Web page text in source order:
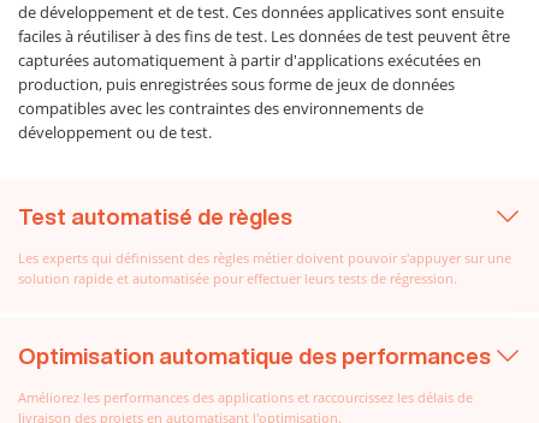
de développement et de test. Ces données applicatives sont ensuite
faciles à réutiliser à des fins de test. Les données de test peuvent être
capturées automatiquement à partir d'applications exécutées en
production, puis enregistrées sous forme de jeux de données
compatibles avec les contraintes des environnements de
développement ou de test.
Test automatisé de règles
Les experts qui définissent des règles métier doivent pouvoir s'appuyer sur une
solution rapide et automatisée pour effectuer leurs tests de régression.
Optimisation automatique des performances
Améliorez les performances des applications et raccourcissez les délais de
livraison des projets en automatisant l'optimisation.